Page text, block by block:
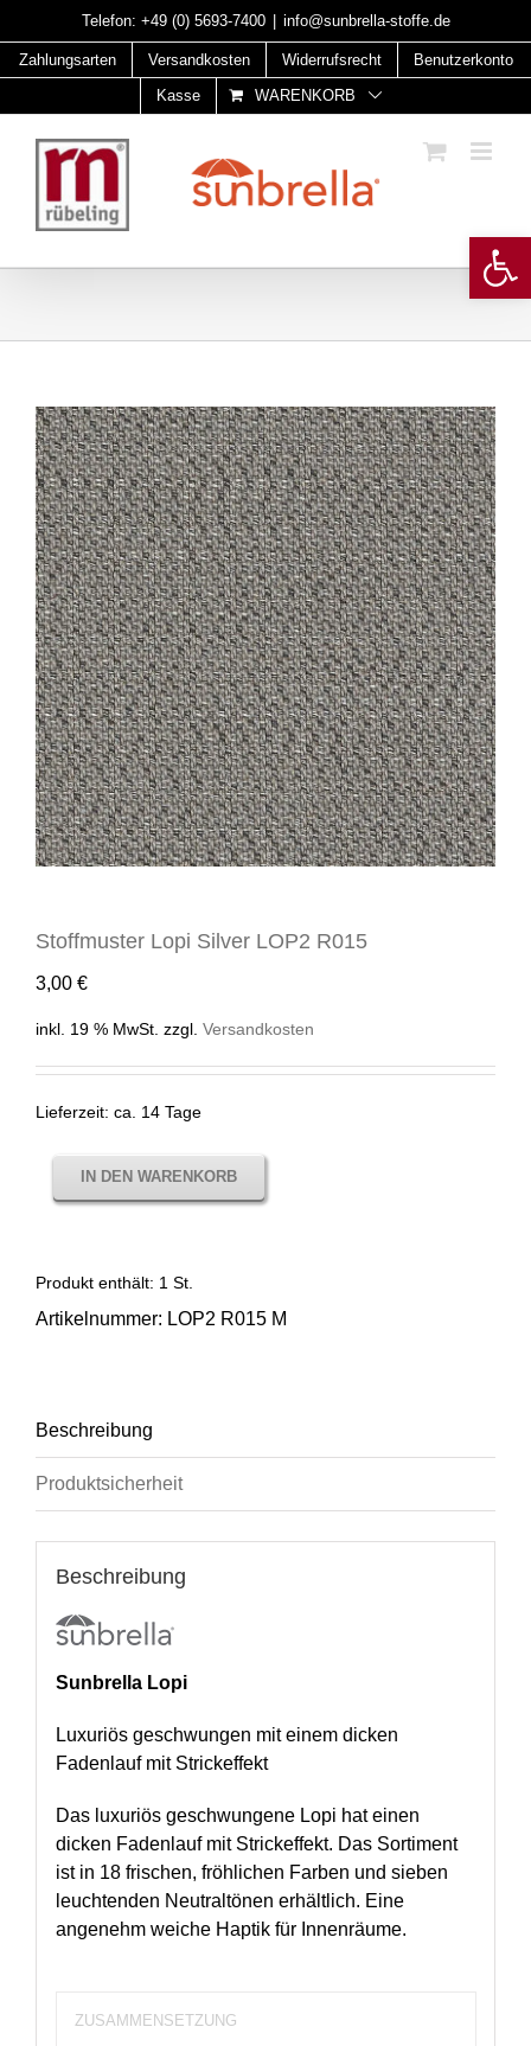
to
content
Telefon: +49 (0) 5693-7400 info@sunbrella-stoffe.de
Zahlungsarten Versandkosten Widerrufsrecht
Benutzerkonto
Kasse
WARENKORB
Stoffmuster Lopi Silver LOP2 R015
3,00 €
inkl. 19 % MwSt. zzgl. Versandkosten
Lieferzeit: ca. 14 Tage
IN DEN WARENKORB
Produkt enthält: 1 St.
Artikelnummer: LOP2 R015 M
Beschreibung
Produktsicherheit
Beschreibung
Sunbrella Lopi
Luxuriös geschwungen mit einem dicken
Fadenlauf mit Strickeffekt
Das luxuriös geschwungene Lopi hat einen
dicken Fadenlauf mit Strickeffekt. Das Sortiment
ist in 18 frischen, fröhlichen Farben und sieben
leuchtenden Neutraltönen erhältlich. Eine
angenehm weiche Haptik für Innenräume.
ZUSAMMENSETZUNG